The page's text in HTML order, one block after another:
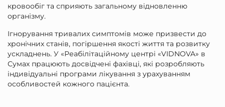
кровообіг та сприяють загальному відновленню
організму.
Ігнорування тривалих симптомів може призвести до
хронічних станів, погіршення якості життя та розвитку
ускладнень. У «Реабілітаційному центрі «VIDNOVA» в
Сумах працюють досвідчені фахівці, які розробляють
індивідуальні програми лікування з урахуванням
особливостей кожного пацієнта.